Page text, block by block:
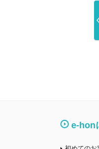
ウルトラジャ
e-hon